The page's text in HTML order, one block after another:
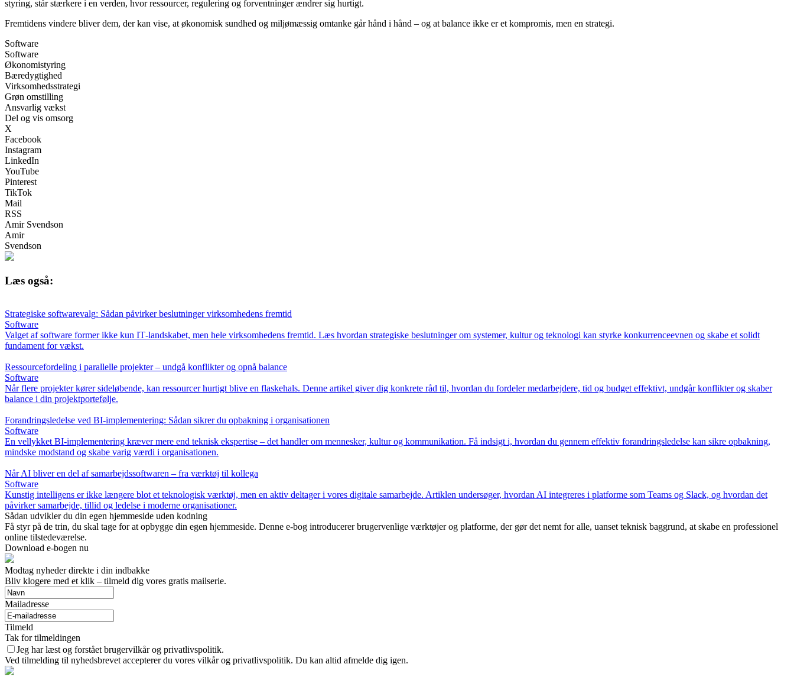
styring, står stærkere i en verden, hvor ressourcer, regulering og forventninger ændrer sig hurtigt.
Fremtidens vindere bliver dem, der kan vise, at økonomisk sundhed og miljømæssig omtanke går hånd i hånd – og at balance ikke er et kompromis, men en strategi.
Software
Software
Økonomistyring
Bæredygtighed
Virksomhedsstrategi
Grøn omstilling
Ansvarlig vækst
Del og vis omsorg
X
Facebook
Instagram
LinkedIn
YouTube
Pinterest
TikTok
Mail
RSS
Amir Svendson
Amir
Svendson
Læs også:
Strategiske softwarevalg: Sådan påvirker beslutninger virksomhedens fremtid
Software
Valget af software former ikke kun IT‑landskabet, men hele virksomhedens fremtid. Læs hvordan strategiske beslutninger om systemer, kultur og teknologi kan styrke konkurrenceevnen og skabe et solidt
fundament for vækst.
Ressourcefordeling i parallelle projekter – undgå konflikter og opnå balance
Software
Når flere projekter kører sideløbende, kan ressourcer hurtigt blive en flaskehals. Denne artikel giver dig konkrete råd til, hvordan du fordeler medarbejdere, tid og budget effektivt, undgår konflikter og skaber
balance i din projektportefølje.
Forandringsledelse ved BI-implementering: Sådan sikrer du opbakning i organisationen
Software
En vellykket BI-implementering kræver mere end teknisk ekspertise – det handler om mennesker, kultur og kommunikation. Få indsigt i, hvordan du gennem effektiv forandringsledelse kan sikre opbakning,
mindske modstand og skabe varig værdi i organisationen.
Når AI bliver en del af samarbejdssoftwaren – fra værktøj til kollega
Software
Kunstig intelligens er ikke længere blot et teknologisk værktøj, men en aktiv deltager i vores digitale samarbejde. Artiklen undersøger, hvordan AI integreres i platforme som Teams og Slack, og hvordan det
påvirker samarbejde, tillid og ledelse i moderne organisationer.
Sådan udvikler du din egen hjemmeside uden kodning
Få styr på de trin, du skal tage for at opbygge din egen hjemmeside. Denne e-bog introducerer brugervenlige værktøjer og platforme, der gør det nemt for alle, uanset teknisk baggrund, at skabe en professionel
online tilstedeværelse.
Download e-bogen nu
Modtag nyheder direkte i din indbakke
Bliv klogere med et klik – tilmeld dig vores gratis mailserie.
Mailadresse
Tilmeld
Tak for tilmeldingen
Jeg har læst og forstået brugervilkår og privatlivspolitik.
Ved tilmelding til nyhedsbrevet accepterer du vores vilkår og privatlivspolitik. Du kan altid afmelde dig igen.